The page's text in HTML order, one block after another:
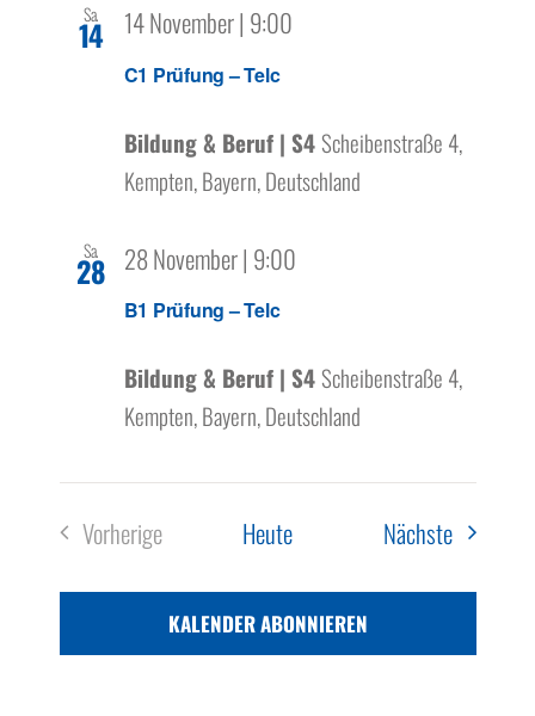
Sa.
14
C1 Prüfung – Telc
14 November | 9:00
Bildung & Beruf | S4 Scheibenstraße 4,
Kempten, Bayern, Deutschland
Sa.
28
B1 Prüfung – Telc
28 November | 9:00
Bildung & Beruf | S4 Scheibenstraße 4,
Kempten, Bayern, Deutschland
Vorherige
Heute Nächste
KALENDER ABONNIEREN